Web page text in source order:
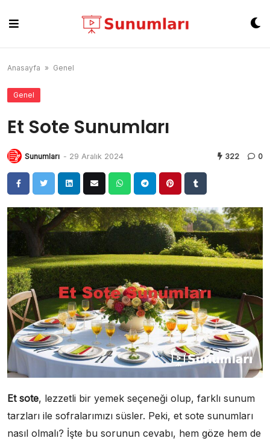
content
Anasayfa » Genel
Genel
Et Sote Sunumları
Sunumları - 29 Aralık 2024 322 0
Et sote, lezzetli bir yemek seçeneği olup, farklı sunum
tarzları ile sofralarımızı süsler. Peki, et sote sunumları
nasıl olmalı? İşte bu sorunun cevabı, hem göze hem de